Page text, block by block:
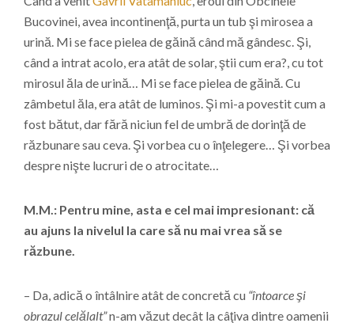
Bucovinei, avea incontinenţă, purta un tub şi mirosea a
urină. Mi se face pielea de găină când mă gândesc. Şi,
când a intrat acolo, era atât de solar, ştii cum era?, cu tot
mirosul ăla de urină… Mi se face pielea de găină. Cu
zâmbetul ăla, era atât de luminos. Şi mi-a povestit cum a
fost bătut, dar fără niciun fel de umbră de dorinţă de
răzbunare sau ceva. Şi vorbea cu o înţelegere… Şi vorbea
despre nişte lucruri de o atrocitate…
M.M.: Pentru mine, asta e cel mai impresionant: că
au ajuns la nivelul la care să nu mai vrea să se
răzbune.
– Da, adică o întâlnire atât de concretă cu “întoarce şi
obrazul celălalt”n-am văzut decât la câţiva dintre oamenii